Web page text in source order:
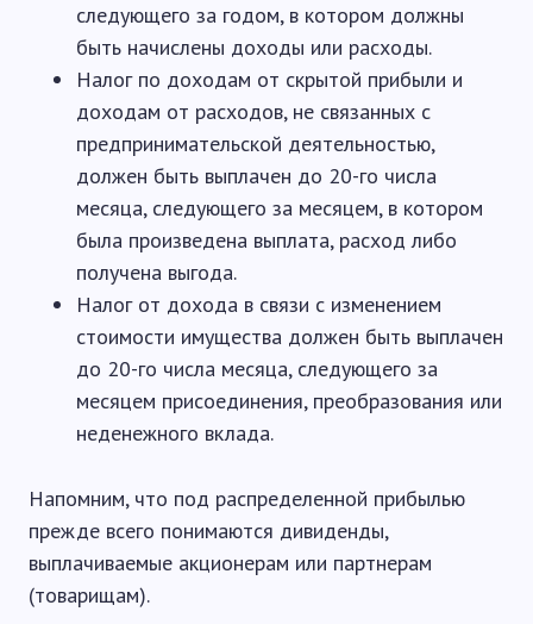
следующего за годом, в котором должны
быть начислены доходы или расходы.
Налог по доходам от скрытой прибыли и
доходам от расходов, не связанных с
предпринимательской деятельностью,
должен быть выплачен до 20-го числа
месяца, следующего за месяцем, в котором
была произведена выплата, расход либо
получена выгода.
Налог от дохода в связи с изменением
стоимости имущества должен быть выплачен
до 20-го числа месяца, следующего за
месяцем присоединения, преобразования или
неденежного вклада.
Напомним, что под распределенной прибылью
прежде всего понимаются дивиденды,
выплачиваемые акционерам или партнерам
(товарищам).